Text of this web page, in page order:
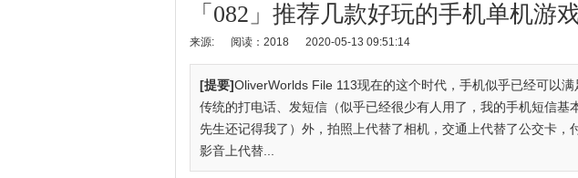
「082」推荐几款好玩的手机单机游
来源: 阅读：2018 2020-05-13 09:51:14
[提要]OliverWorlds File 113现在的这个时代，手机似乎已经可以
传统的打电话、发短信（似乎已经很少有人用了，我的手机短信基
先生还记得我了）外，拍照上代替了相机，交通上代替了公交卡，
影音上代替...